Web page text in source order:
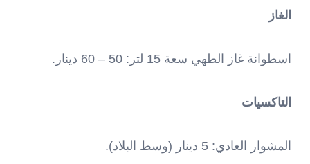
الغاز
اسطوانة غاز الطهي سعة 15 لتر: 50 – 60 دينار.
التاكسيات
المشوار العادي: 5 دينار (وسط البلاد).